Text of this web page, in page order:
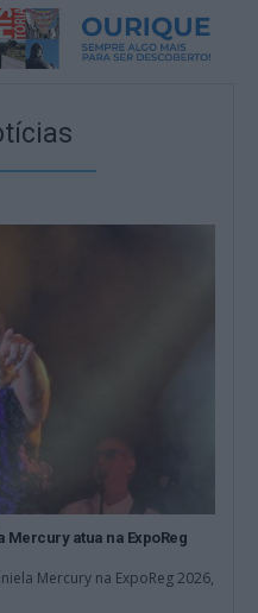
Mercury atua na ExpoReg
Mercury na ExpoReg 2026,